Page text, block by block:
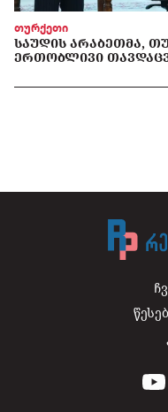
თურქეთი
ᲡᲐᲣᲓᲘᲡ ᲐᲠᲐᲑᲔᲗᲛᲐ,
ᲔᲠᲗᲝᲑᲚᲘᲕᲘ